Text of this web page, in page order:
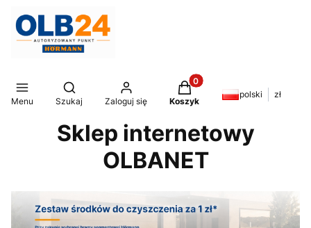
Menu
Otwórz wyszukiwarkę
Szukaj Zaloguj się
Produkty w koszyku: 0.
Koszyk
polski zł
Sklep internetowy
OLBANET